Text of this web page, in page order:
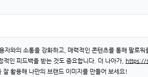
와의 소통을 강화하고, 매력적인 콘텐츠를 통해 팔로워
인 피드백을 받는 것도 중요합니다. 더 나아가,
https://
활용해 나만의 브랜드 이미지를 만들어 보세요!